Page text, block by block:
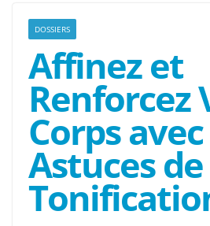
DOSSIERS
Affinez et
Renforcez
Corps avec
Astuces de